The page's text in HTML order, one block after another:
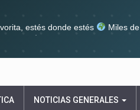
estés donde estés
Miles de
NOTICIAS GENERALES